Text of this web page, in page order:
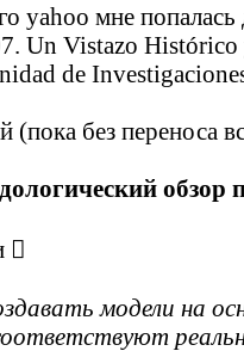
yahoo мне
Un Vistazo
de
(пока без переноса

модели на